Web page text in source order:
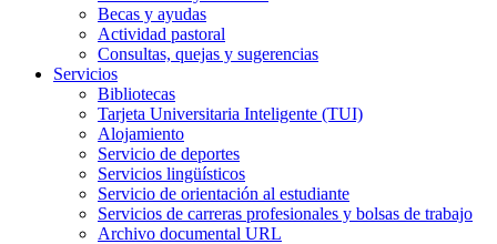
Becas y ayudas
Actividad pastoral
Consultas, quejas y sugerencias
Servicios
Bibliotecas
Tarjeta Universitaria Inteligente (TUI)
Alojamiento
Servicio de deportes
Servicios lingüísticos
Servicio de orientación al estudiante
Servicios de carreras profesionales y bolsas de trabajo
Archivo documental URL